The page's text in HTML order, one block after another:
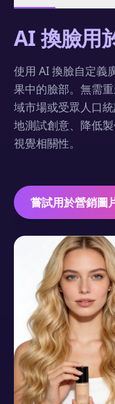
AI 換臉用
使用 AI 換臉自定義
果中的臉部。無需
域市場或受眾人口
地測試創意、降低
視覺相關性。
嘗試用於營銷圖